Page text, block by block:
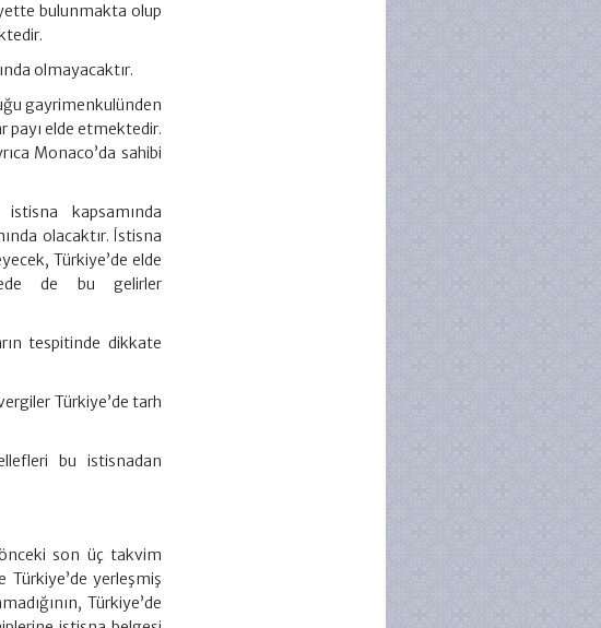
bulunmakta olup
olmayacaktır.
gayrimenkulünden
payı elde etmektedir.
Monaco’da sahibi
kapsamında
olacaktır. İstisna
Türkiye’de elde
de bu gelirler
tespitinde dikkate
Türkiye’de tarh
bu istisnadan
son üç takvim
Türkiye’de yerleşmiş
Türkiye’de